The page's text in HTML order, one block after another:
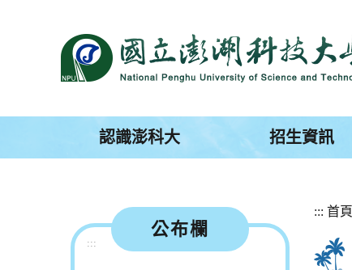
區
認識澎科大 招生資訊
:::
公布欄
::: 首頁